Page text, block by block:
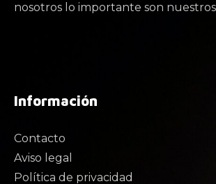
nosotros lo importante son
Información
Contacto
Aviso legal
Política de privacidad